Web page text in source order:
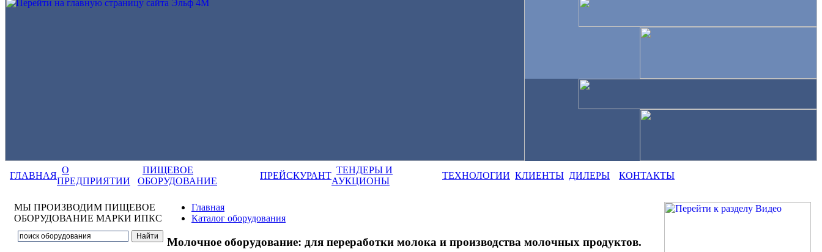
ГЛАВНАЯ
О
ПРЕДПРИЯТИИ
ПИЩЕВОЕ
ОБОРУДОВАНИЕ
ПРЕЙСКУРАНТ
ТЕНДЕРЫ И
АУКЦИОНЫ
ТЕХНОЛОГИИ КЛИЕНТЫ ДИЛЕРЫ КОНТАКТЫ
МЫ ПРОИЗВОДИМ ПИЩЕВОЕ
ОБОРУДОВАНИЕ МАРКИ ИПКС
Главная
Каталог оборудования
Молочное оборудование: для переработки молока и производства молочных продуктов.